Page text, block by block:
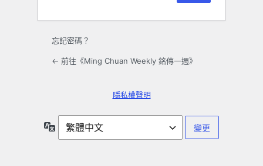
忘記密碼？
← 前往《Ming Chuan Weekly 銘傳一週》
隱私權聲明
言